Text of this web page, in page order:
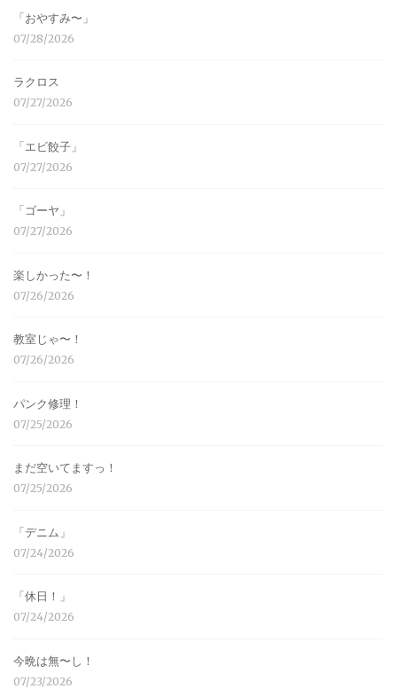
「おやすみ〜」
07/28/2026
ラクロス
07/27/2026
「エビ餃子」
07/27/2026
「ゴーヤ」
07/27/2026
楽しかった〜！
07/26/2026
教室じゃ〜！
07/26/2026
パンク修理！
07/25/2026
まだ空いてますっ！
07/25/2026
「デニム」
07/24/2026
「休日！」
07/24/2026
今晩は無〜し！
07/23/2026